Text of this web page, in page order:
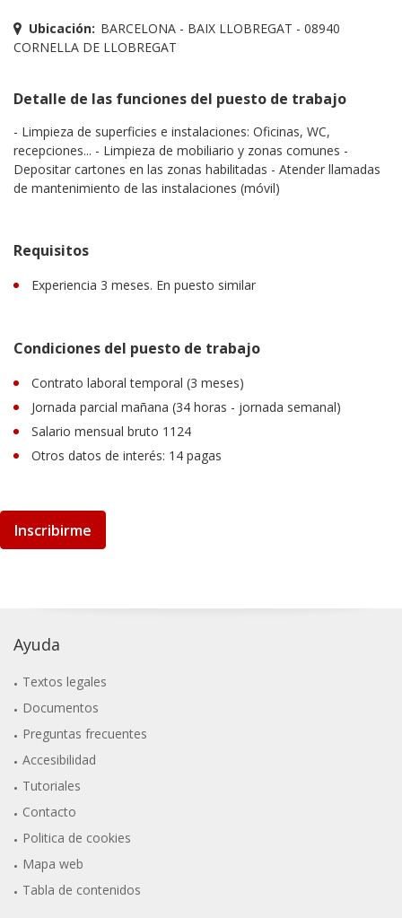
Ubicación: BARCELONA - BAIX LLOBREGAT - 08940
CORNELLA DE LLOBREGAT
Detalle de las funciones del puesto de trabajo
- Limpieza de superficies e instalaciones: Oficinas, WC,
recepciones... - Limpieza de mobiliario y zonas comunes -
Depositar cartones en las zonas habilitadas - Atender llamadas
de mantenimiento de las instalaciones (móvil)
Requisitos
Experiencia 3 meses. En puesto similar
Condiciones del puesto de trabajo
Contrato laboral temporal (3 meses)
Jornada parcial mañana (34 horas - jornada semanal)
Salario mensual bruto 1124
Otros datos de interés: 14 pagas
Inscribirme
Ayuda
Textos legales
Documentos
Preguntas frecuentes
Accesibilidad
Tutoriales
Contacto
Politica de cookies
Mapa web
Tabla de contenidos